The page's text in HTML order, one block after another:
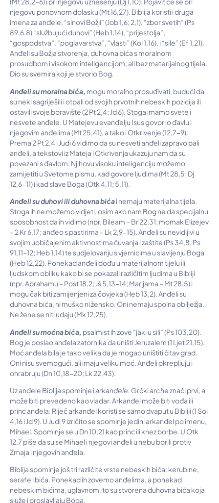
njegovu ponovnom dolasku (Mt 16,27). Biblija koristi i druga
imena za anđele, “sinovi Božji” (Job 1,6; 2,1), “zbor svetih” (Ps
89,6.8) “službujući duhovi” (Heb 1,14), “prijestolja”,
“gospodstva”, “poglavarstva”, “vlasti” (Kol 1,16), i “sile” (Ef 1,21).
Anđeli su Božja stvorenja, duhovna bića s moralnom
prosudbom i visokom inteligencijom, ali bez materijalnog tijela.
Dio su svemira koji je stvorio Bog.
Anđeli su moralna bića, mogu moralno prosuđivati, budući da
su neki sagriješili i otpali od svojih prvotnih nebeskih pozicija ili
ostavili svoje boravište (2 Pt 2,4; Jd 6). Stoga imamo svete i
nesvete anđele. U Matejevu evanđelju Isus govori o đavlu i
njegovim anđelima (Mt 25,41), a tako i Otkrivenje (12,7-9).
Prema 2 Pt 2,4 i Judi 6 vidimo da su nesveti anđeli zapravo pali
anđeli, a tekstovi iz Mateja i Otkrivenja ukazuju nam da su
povezani s đavlom. Njihovu visoku inteligenciju možemo
zamijetiti u Svetome pismu, kad govore ljudima (Mt 28,5; Dj
12,6-11) i kad slave Boga (Otk 4,11; 5,11).
Anđeli su duhovi ili duhovna bićai nemaju materijalna tijela.
Stoga ih ne možemo vidjeti, osim ako nam Bog ne da specijalnu
sposobnost da ih vidimo (npr. Bileam – Br 22,31; momak Elizejev
– 2 Kr 6,17; anđeo s pastirima – Lk 2,9-15). Anđeli su nevidljivi u
svojim uobičajenim aktivnostima čuvanja i zaštite (Ps 34,8; Ps
91,11-12; Heb 1,14) te sudjelovanju s vjernicima u slavljenju Boga
(Heb 12,22). Ponekad anđeli dođu u materijalnom tijelu ili
ljudskom obliku kako bi se pokazali različitim ljudima u Bibliji
(npr. Abrahamu – Post 18,2; Jš 5,13-14; Marijama – Mt 28,5) i
mogu čak biti zamijenjeni za čovjeka (Heb 13,2). Anđeli su
duhovna bića, ni muško ni žensko. Oni nemaju spolna obilježja.
Ne žene se niti udaju (Mk 12,25).
Anđeli su moćna bića, psalmist ih zove “jaki u sili” (Ps 103,20).
Bog je poslao anđela zatornika da uništi Jeruzalem (1 Ljet 21,15).
Moć anđela bila je tako velika da je mogao uništiti čitav grad.
Oni nisu svemogući, ali imaju veliku moć. Anđeli okrepljuju i
ohrabruju (Dn 10,18-20; Lk 22,43).
Uz anđele Biblija spominje iarkanđele. Grčkiarcheznači prvi, a
može biti prevedeno kao vladar. Arkanđel može biti vođa ili
princ anđela. Riječ arkanđel koristi se samo dvaput u Bibliji (1 Sol
4,16 i Jd 9). U Judi 9 izričito se spominje jedini arkanđel po imenu,
Mihael. Spominje se u Dn 10,21 kao princ ili knez borbe. U Otk
12,7 piše da su se Mihael i njegovi anđeli u nebu borili protiv
Zmaja i njegovih anđela.
Biblija spominje još tri različite vrste nebeskih bića: kerubine,
serafe i bića. Ponekad ih zovemo anđelima, a ponekad
nebeskim bićima, uglavnom, to su stvorena duhovna bića koja
služe i proslavljaju Boga.